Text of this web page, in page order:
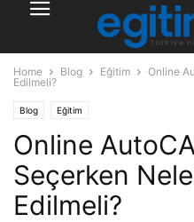
Home Blog Eğitim
Online
Edilmeli?
Blog Eğitim
Online
Seçerken
Edilmeli?